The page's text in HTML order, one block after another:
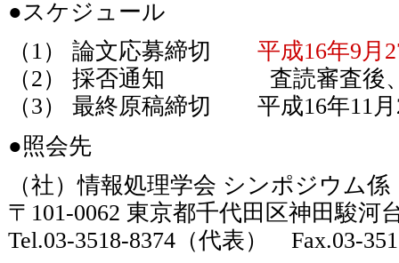
●スケジュール
（1） 論文応募締切 平成16年9月
（2） 採否通知 査読審査後、
（3） 最終原稿締切 平成16年11月
●照会先
（社）情報処理学会 シンポジウム
〒101-0062 東京都千代田区神田駿
Tel.03-3518-8374（代表） Fax.03-